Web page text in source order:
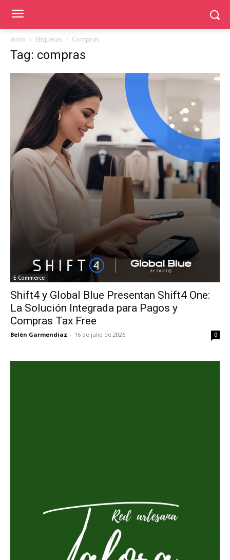
Inicio Etiquetas Compras
Tag: compras
E-Commerce
Shift4 y Global Blue Presentan Shift4 One:
La Solución Integrada para Pagos y
Compras Tax Free
Belén Garmendiaz - 16 de julio de 2026 0